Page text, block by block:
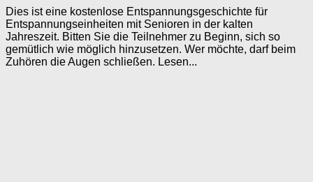
Dies ist eine kostenlose Entspannungsgeschichte für
Entspannungseinheiten mit Senioren in der kalten
Jahreszeit. Bitten Sie die Teilnehmer zu Beginn, sich so
gemütlich wie möglich hinzusetzen. Wer möchte, darf beim
Zuhören die Augen schließen. Lesen...